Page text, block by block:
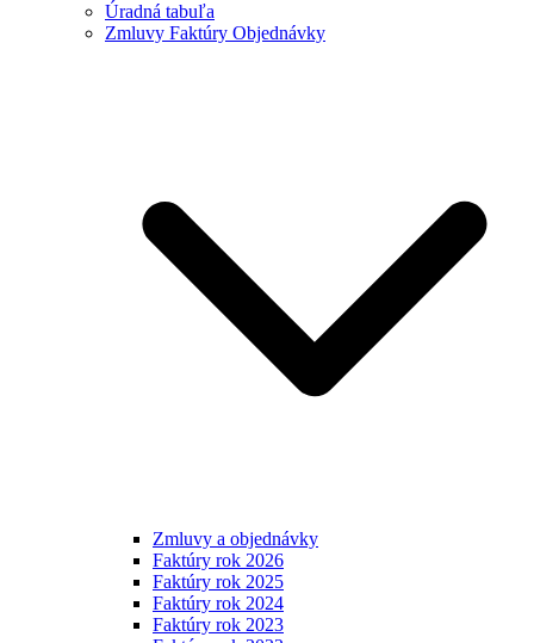
Úradná tabuľa
Zmluvy Faktúry Objednávky
Zmluvy a objednávky
Faktúry rok 2026
Faktúry rok 2025
Faktúry rok 2024
Faktúry rok 2023